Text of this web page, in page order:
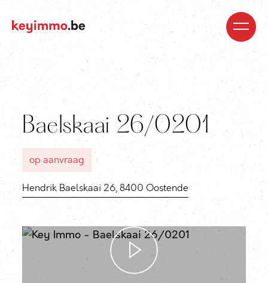
Baelskaai 26/0201
op aanvraag
Hendrik Baelskaai 26, 8400 Oostende